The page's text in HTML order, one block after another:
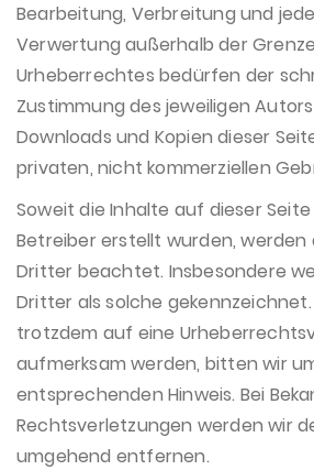
Bearbeitung, Verbreitung und
Verwertung außerhalb der
Urheberrechtes bedürfen der
Zustimmung des jeweiligen
Downloads und Kopien dieser
privaten, nicht kommerziellen
Soweit die Inhalte auf dieser
Betreiber erstellt wurden,
Dritter beachtet. Insbesondere
Dritter als solche gekennzeichnet.
trotzdem auf eine
aufmerksam werden, bitten wir
entsprechenden Hinweis. Bei
Rechtsverletzungen werden wir
umgehend entfernen.